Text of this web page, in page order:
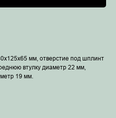
мм, отверстие под шплинт
втулку диаметр 22 мм,
19 мм.